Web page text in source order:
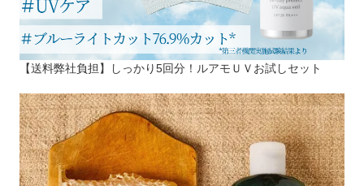
【送料弊社負担】しっかり5回分！ルアモＵＶお試しセット